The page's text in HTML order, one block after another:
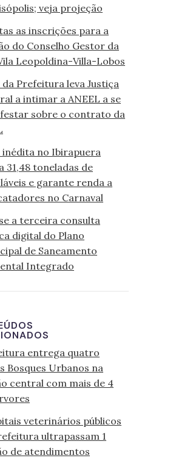
veja projeção
as inscrições para a
do Conselho Gestor da
Leopoldina-Villa-Lobos
da Prefeitura leva Justiça
a intimar a ANEEL a se
sobre o contrato da
inédita no Ibirapuera
31,48 toneladas de
e garante renda a
no Carnaval
a terceira consulta
digital do Plano
de Saneamento
Integrado
entrega quatro
Bosques Urbanos na
central com mais de 4
veterinários públicos
ultrapassam 1
de atendimentos